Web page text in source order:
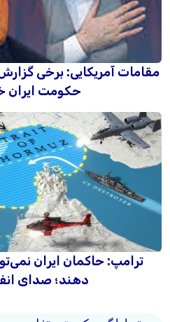
مقامات آمریکایی: برخی
حکومت ایران
ترامپ: حاکمان ایران
دهند؛ صدای